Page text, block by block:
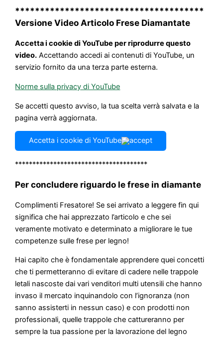
**************************************
Versione Video Articolo Frese Diamantate
Accetta i cookie di YouTube per riprodurre questo
video. Accettando accedi ai contenuti di YouTube, un
servizio fornito da una terza parte esterna.
Norme sulla privacy di YouTube
Se accetti questo avviso, la tua scelta verrà salvata e la
pagina verrà aggiornata.
Accetta i cookie di YouTube
**************************************
Per concludere riguardo le frese in diamante
Complimenti Fresatore! Se sei arrivato a leggere fin qui
significa che hai apprezzato l’articolo e che sei
veramente motivato e determinato a migliorare le tue
competenze sulle frese per legno!
Hai capito che è fondamentale apprendere quei concetti
che ti permetteranno di evitare di cadere nelle trappole
letali nascoste dai vari venditori multi utensili che hanno
invaso il mercato inquinandolo con l’ignoranza (non
sanno assisterti in nessun caso) e con prodotti non
professionali, quelle trappole che cattureranno per
sempre la tua passione per la lavorazione del legno